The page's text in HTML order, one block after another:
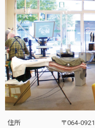
住所
〒064-0921